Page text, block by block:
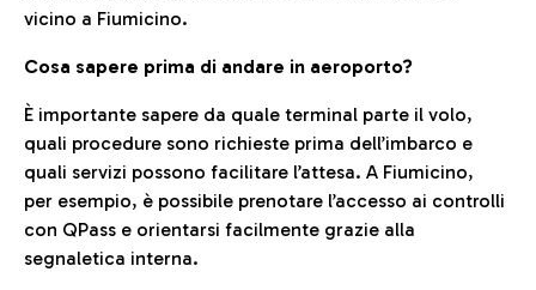
vicino a Fiumicino.
Cosa sapere prima di andare in aeroporto?
È importante sapere da quale terminal parte il volo,
quali procedure sono richieste prima dell’imbarco e
quali servizi possono facilitare l’attesa. A Fiumicino,
per esempio, è possibile prenotare l’accesso ai controlli
con QPass e orientarsi facilmente grazie alla
segnaletica interna.